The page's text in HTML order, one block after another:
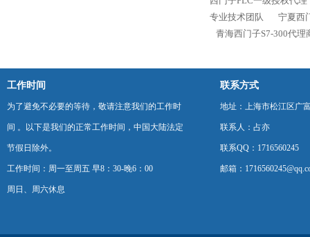
专业技术团队
宁夏西
青海西门子S7-300代理
工作时间
为了避免不必要的等待，敬请注意我们的工作时
间 。以下是我们的正常工作时间，中国大陆法定
节假日除外。
工作时间：周一至周五 早8：30-晚6：00
周日、周六休息
联系方式
地址：上海市松江区广
联系人：占亦
联系QQ：1716560245
邮箱：